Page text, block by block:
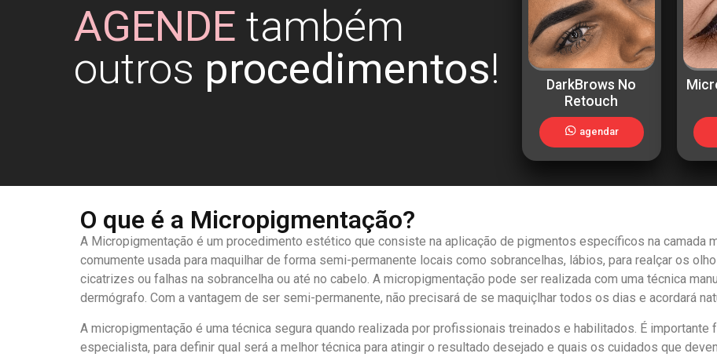
AGENDE também
outros procedimentos!
DarkBrows No
Retouch
agendar
O que é a Micropigmentação?
A Micropigmentação é um procedimento estético que consiste na aplicação de pigmentos específicos na camada
comumente usada para maquilhar de forma semi-permanente locais como sobrancelhas, lábios, para realçar os
cicatrizes ou falhas na sobrancelha ou até no cabelo. A micropigmentação pode ser realizada com uma técnica
dermógrafo. Com a vantagem de ser semi-permanente, não precisará de se maquiçlhar todos os dias e acordará
A micropigmentação é uma técnica segura quando realizada por profissionais treinados e habilitados. É importante
especialista, para definir qual será a melhor técnica para atingir o resultado desejado e quais os cuidados que